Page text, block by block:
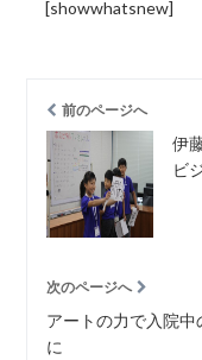
[showwhatsnew]
前のページへ
伊
ビ
次のページへ
アートの力で入院中
に